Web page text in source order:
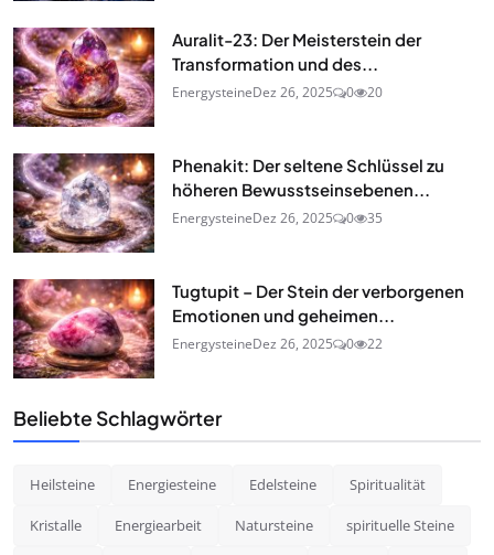
Auralit-23: Der Meisterstein der
Transformation und des...
EnergysteineDez 26, 2025 0 20
Phenakit: Der seltene Schlüssel zu
höheren Bewusstseinsebenen...
EnergysteineDez 26, 2025 0 35
Tugtupit – Der Stein der verborgenen
Emotionen und geheimen...
EnergysteineDez 26, 2025 0 22
Beliebte Schlagwörter
Heilsteine Energiesteine Edelsteine Spiritualität
Kristalle Energiearbeit Natursteine spirituelle Steine